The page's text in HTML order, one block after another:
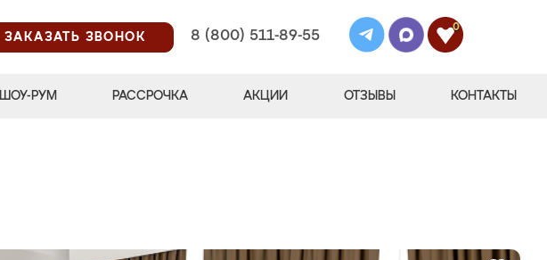
ЗАКАЗАТЬ ЗВОНОК
8 (800) 511-89-55
0
ШОУ-РУМ РАССРОЧКА АКЦИИ ОТЗЫВЫ КОНТАКТЫ